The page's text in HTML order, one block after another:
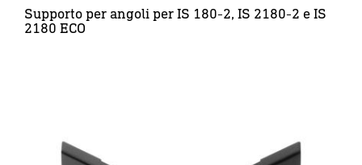
Supporto per angoli per IS 180-2, IS 2180-2 e IS
2180 ECO